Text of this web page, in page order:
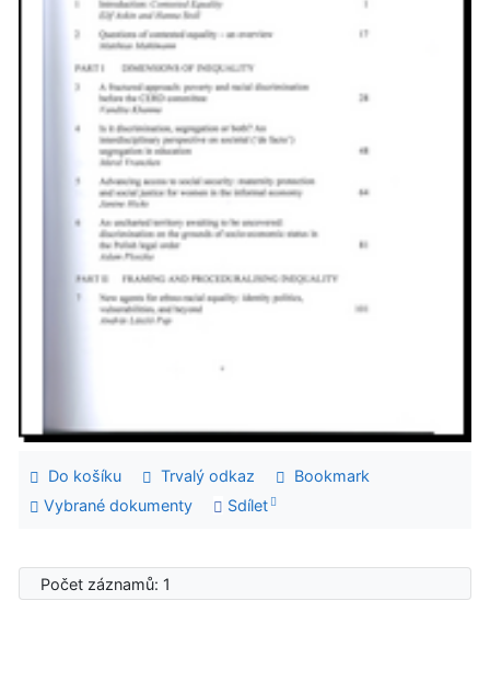
Do košíku Trvalý odkaz
Bookmark
Vybrané dokumenty
Sdílet
Počet záznamů: 1